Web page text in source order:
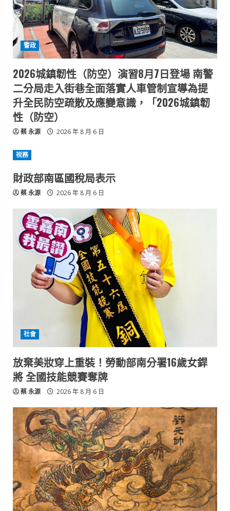
警政
2026城鎮韌性（防空）演習8月7日登場 南警
二分局走入街巷全面落實人車管制宣導為提
升全民防空疏散及應變意識，「2026城鎮韌
性（防空）
蔡 永源 2026 年 8 月 6 日
祱務
財政部南區國稅局表示
蔡 永源 2026 年 8 月 6 日
社會
放棄美妝穿上重裝！勞動部南分署16歲女銲
將 全國技能競賽奪牌
蔡 永源 2026 年 8 月 6 日